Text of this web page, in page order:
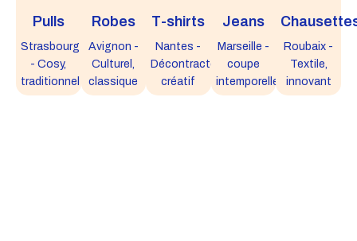
Pulls
Strasbourg
- Cosy,
traditionnel
Robes
Avignon -
Culturel,
classique
T-shirts
Nantes -
Décontracté,
créatif
Jeans
Marseille -
coupe
intemporelle
Roubaix -
Textile,
innovant